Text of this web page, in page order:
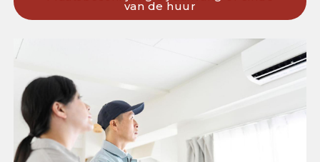
van de huur